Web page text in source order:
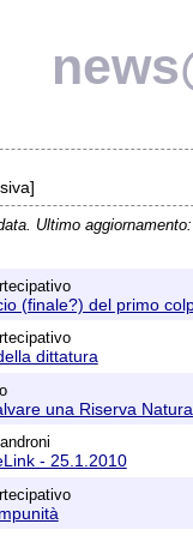
Ultimo
(finale?) del primo
dittatura
una Riserva
- 25.1.2010